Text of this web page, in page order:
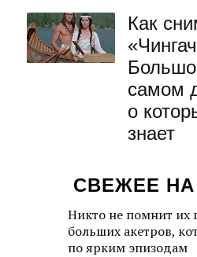
Как
самом
о
знает
СВЕЖЕЕ НА
Никто не помнит их
больших акетров,
по ярким эпизодам